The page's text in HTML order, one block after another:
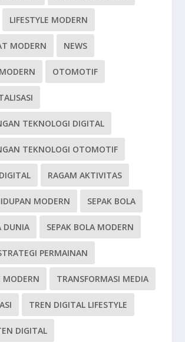
LIFESTYLE MODERN
MODERN NEWS
OTOMOTIF
TEKNOLOGI DIGITAL
TEKNOLOGI OTOMOTIF
RAGAM AKTIVITAS
MODERN SEPAK BOLA
DUNIA SEPAK BOLA MODERN
PERMAINAN
MODERN TRANSFORMASI MEDIA
TREN DIGITAL LIFESTYLE
DIGITAL